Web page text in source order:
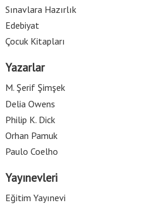
Sınavlara Hazırlık
Edebiyat
Çocuk Kitapları
Yazarlar
M. Şerif Şimşek
Delia Owens
Philip K. Dick
Orhan Pamuk
Paulo Coelho
Yayınevleri
Eğitim Yayınevi